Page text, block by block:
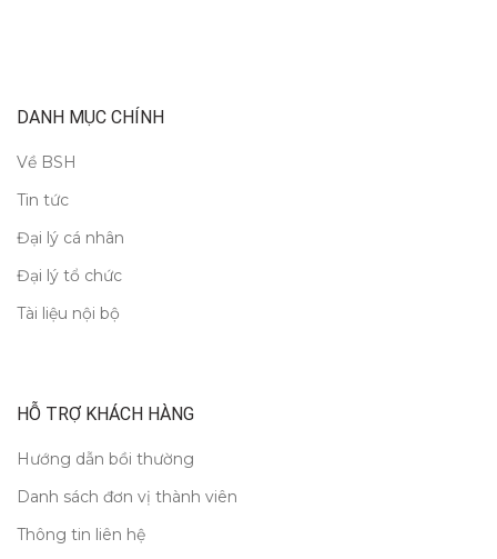
DANH MỤC CHÍNH
Về BSH
Tin tức
Đại lý cá nhân
Đại lý tổ chức
Tài liệu nội bộ
HỖ TRỢ KHÁCH HÀNG
Hướng dẫn bồi thường
Danh sách đơn vị thành viên
Thông tin liên hệ